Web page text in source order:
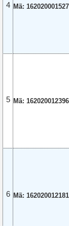
4 Mã:
5 Mã:
6 Mã: